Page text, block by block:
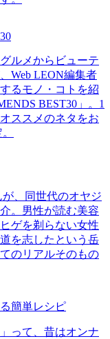
ルメからビューテ
Web LEON編集者
るモノ・コトを紹
BEST30」。1
ススメのネタをお
、同世代のオヤジ
。男性が読む美容
ゲを剃らない女性
を志したという岳
のリアルそのもの
簡単レシピ
って、昔はオンナ